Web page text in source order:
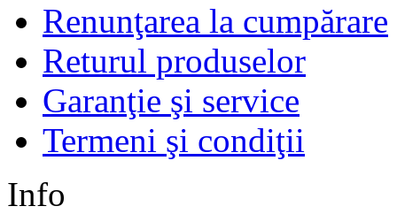
Renunţarea la cumpărare
Returul produselor
Garanţie şi service
Termeni şi condiţii
Info